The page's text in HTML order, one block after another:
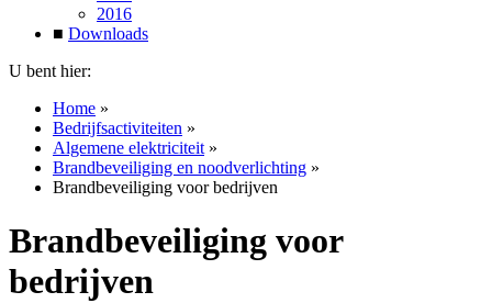
2016
■ Downloads
U bent hier:
Home »
Bedrijfsactiviteiten »
Algemene elektriciteit »
Brandbeveiliging en noodverlichting »
Brandbeveiliging voor bedrijven
Brandbeveiliging voor
bedrijven